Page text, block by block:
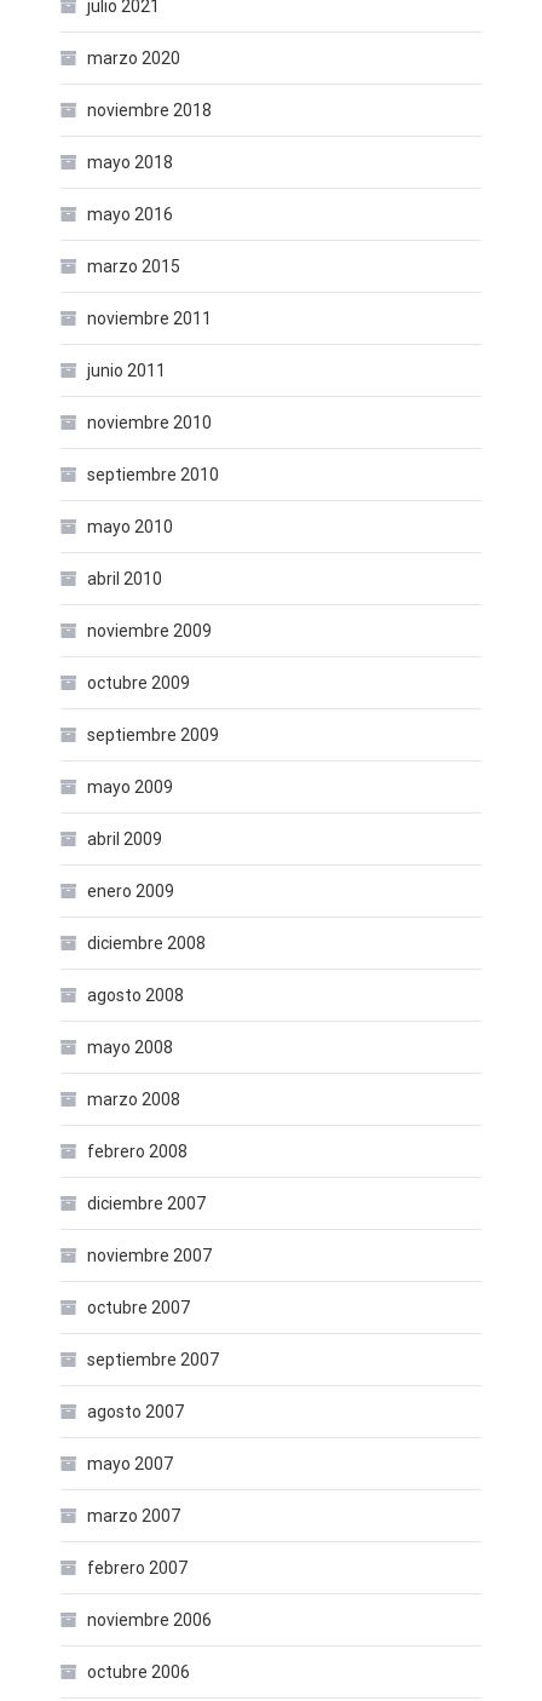
julio 2021
marzo 2020
noviembre 2018
mayo 2018
mayo 2016
marzo 2015
noviembre 2011
junio 2011
noviembre 2010
septiembre 2010
mayo 2010
abril 2010
noviembre 2009
octubre 2009
septiembre 2009
mayo 2009
abril 2009
enero 2009
diciembre 2008
agosto 2008
mayo 2008
marzo 2008
febrero 2008
diciembre 2007
noviembre 2007
octubre 2007
septiembre 2007
agosto 2007
mayo 2007
marzo 2007
febrero 2007
noviembre 2006
octubre 2006